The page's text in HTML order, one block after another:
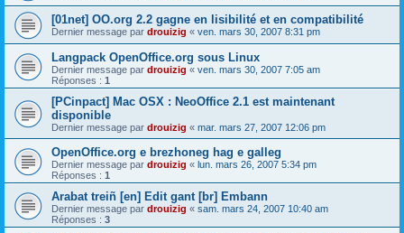
[01net] OO.org 2.2 gagne en lisibilité et en compatibilité
Dernier message par drouizig « ven. mars 30, 2007 8:31 pm
Langpack OpenOffice.org sous Linux
Dernier message par drouizig « ven. mars 30, 2007 7:05 am
Réponses : 1
[PCinpact] Mac OSX : NeoOffice 2.1 est maintenant
disponible
Dernier message par drouizig « mar. mars 27, 2007 12:06 pm
OpenOffice.org e brezhoneg hag e galleg
Dernier message par drouizig « lun. mars 26, 2007 5:34 pm
Réponses : 1
Arabat treiñ [en] Edit gant [br] Embann
Dernier message par drouizig « sam. mars 24, 2007 10:40 am
Réponses : 3